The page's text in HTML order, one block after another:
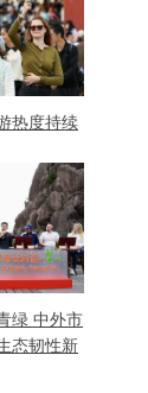
热度持续
绿 中外市
态韧性新